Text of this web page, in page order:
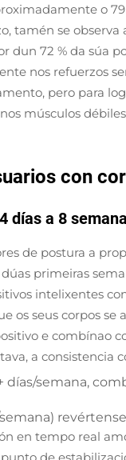
o
tamén se
72 % da súa
nos refuerzos
pero para
músculos
con
días a 8
de postura a
primeiras
intelixentes
os seus corpos
e combínao
a
días/semana,
semana)
en tempo real
de